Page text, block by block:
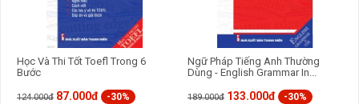
Học Và Thi Tốt Toefl Trong 6
Bước
124.000đ 87.000đ -30%
Ngữ Pháp Tiếng Anh Thường
Dùng - English Grammar In...
189.000đ 133.000đ -30%